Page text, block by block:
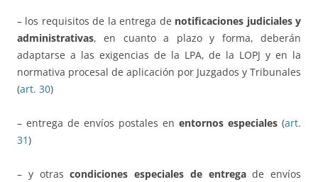
– los requisitos de la entrega de notificaciones judiciales y
administrativas, en cuanto a plazo y forma, deberán
adaptarse a las exigencias de la LPA, de la LOPJ y en la
normativa procesal de aplicación por Juzgados y Tribunales
(art. 30)
– entrega de envíos postales en entornos especiales (art.
31)
– y otrascondiciones especiales de entregade envíos